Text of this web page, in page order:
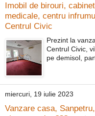
Imobil de birouri,
medicale, centru
Centrul Civic
Prezint la
Centrul Civic,
pe demisol,
miercuri, 19 iulie 2023
Vanzare casa,